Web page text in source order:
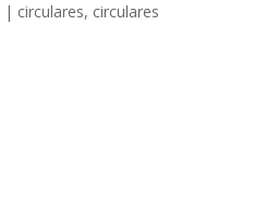
| circulares, circulares